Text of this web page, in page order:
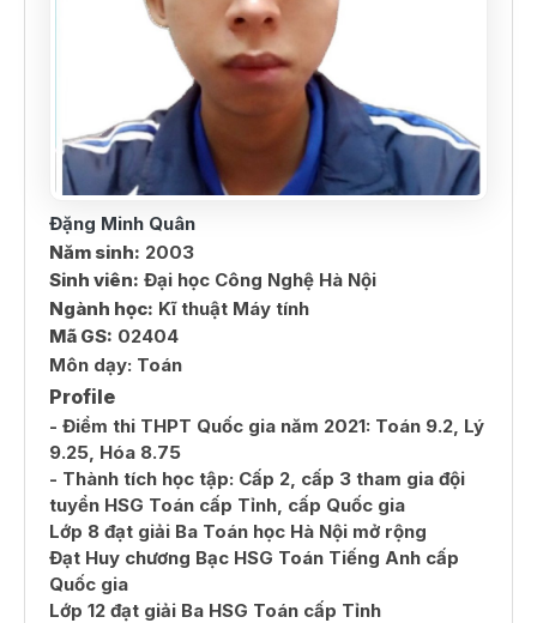
Đặng Minh Quân
Năm sinh: 2003
Sinh viên: Đại học Công Nghệ Hà Nội
Ngành học: Kĩ thuật Máy tính
Mã GS: 02404
Môn dạy: Toán
Profile
- Điểm thi THPT Quốc gia năm 2021: Toán 9.2, Lý
9.25, Hóa 8.75
- Thành tích học tập: Cấp 2, cấp 3 tham gia đội
tuyển HSG Toán cấp Tỉnh, cấp Quốc gia
Lớp 8 đạt giải Ba Toán học Hà Nội mở rộng
Đạt Huy chương Bạc HSG Toán Tiếng Anh cấp
Quốc gia
Lớp 12 đạt giải Ba HSG Toán cấp Tỉnh